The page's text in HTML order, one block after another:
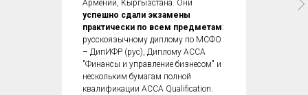
Армении, Кыргызстана. Они
успешно сдали экзамены
практически по всем предметам:
русскоязычному диплому по МСФО
– ДипИФР (рус), Диплому ACCA
"Финансы и управление бизнесом" и
нескольким бумагам полной
квалификации ACCA Qualification.